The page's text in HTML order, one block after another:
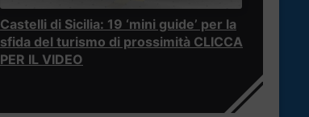
Castelli di Sicilia: 19 ‘mini guide’ per la
sfida del turismo di prossimità CLICCA
PER IL VIDEO